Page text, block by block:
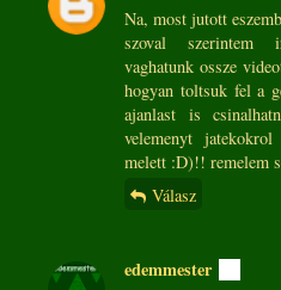
Na, most jutott
szoval szerintem
vaghatunk ossze
hogyan toltsuk fel a
ajanlast is
velemenyt jatekokrol
melett :D)!! remelem
Válasz
edemmester